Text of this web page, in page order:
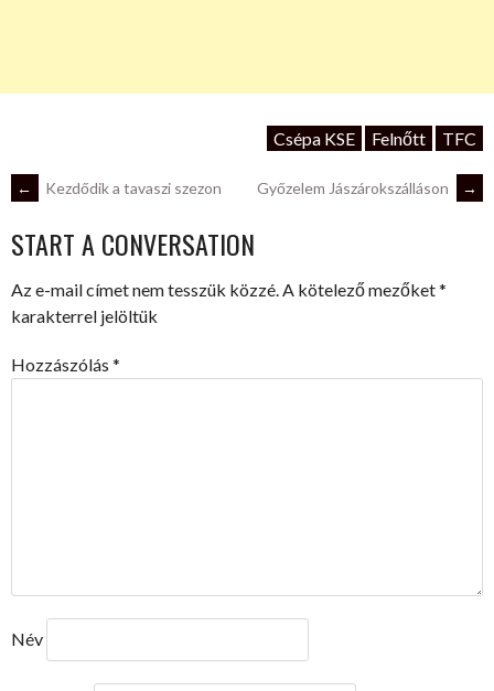
Csépa KSE Felnőtt TFC
POST
NAVIGATION
← Kezdődik a tavaszi szezon Győzelem Jászárokszálláson →
START A CONVERSATION
Az e-mail címet nem tesszük közzé. A kötelező mezőket*
karakterrel jelöltük
Hozzászólás *
Név